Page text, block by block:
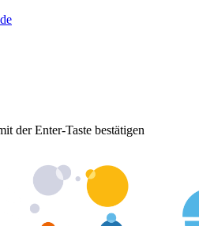
der Enter-Taste bestätigen